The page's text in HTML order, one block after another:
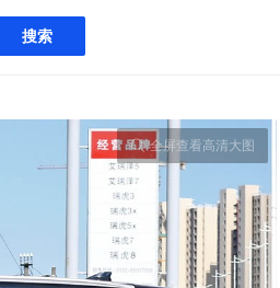
搜索
全屏查看高清大图